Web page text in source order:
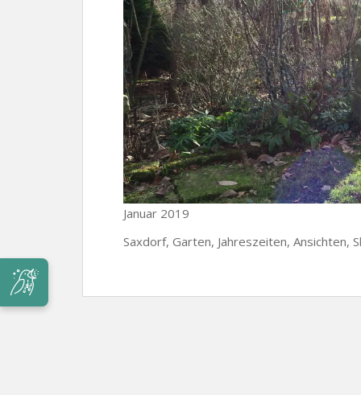
Januar 2019
Saxdorf, Garten, Jahreszeiten, Ansichten,